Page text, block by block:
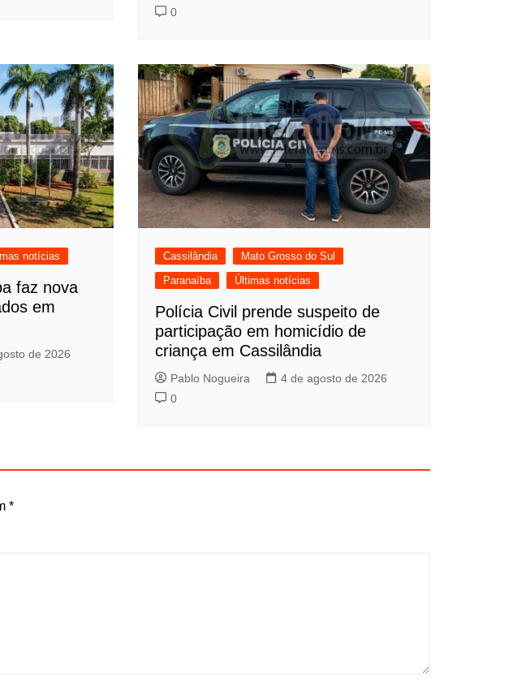
0
notícias
faz nova
em
de 2026
Cassilândia
Mato Grosso do Sul
Paranaíba
Últimas notícias
Polícia Civil prende suspeito de
participação em homicídio de
criança em Cassilândia
Pablo Nogueira
4 de agosto de 2026
0
*